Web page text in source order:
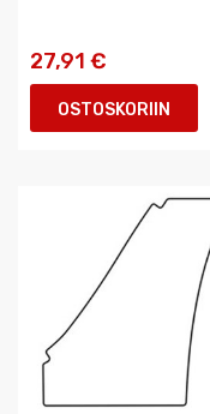
27,91 €
OSTOSKORIIN